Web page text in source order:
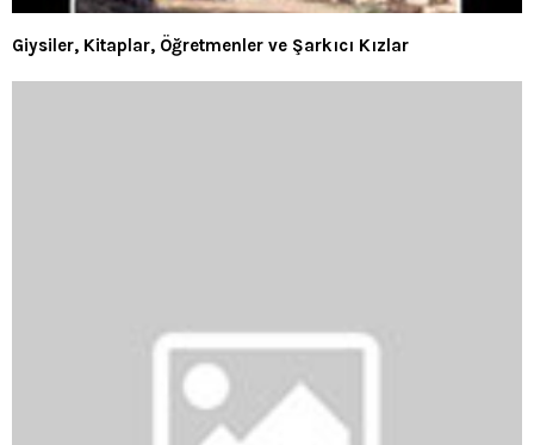
Giysiler, Kitaplar, Öğretmenler ve Şarkıcı Kızlar